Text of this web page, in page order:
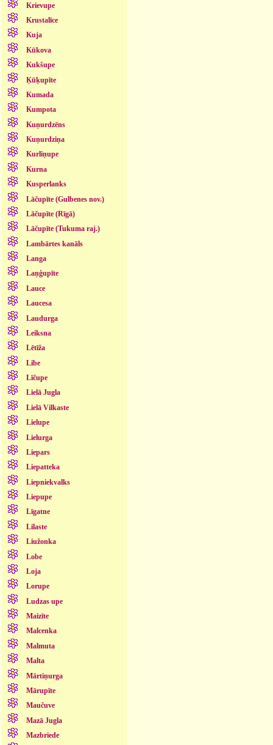
Krievupe
Krustalīce
Kuja
Kūkova
Kukšupe
Ķūķupīte
Kumada
Kumpota
Kuņurdzēns
Kuņurdziņa
Kurliņupe
Kurna
Kusperlanks
Lāčupīte (Gulbenes nov.)
Lāčupīte (Rīgā)
Lāčupīte (Tukuma raj.)
Lambārtes kanāls
Langa
Laņģupīte
Lauce
Laucesa
Laudurga
Leiksna
Lētīža
Libe
Līčupe
Lielā Jugla
Lielā Vilkaste
Lielupe
Lielurga
Liepars
Liepatteka
Liepniekvalks
Liepupe
Līgatne
Lilaste
Liužonka
Lobe
Loja
Lorupe
Ludzas upe
Maizīte
Malcenka
Malmuta
Malta
Mārtiņurga
Mārupīte
Maučuve
Mazā Jugla
Mazbriede